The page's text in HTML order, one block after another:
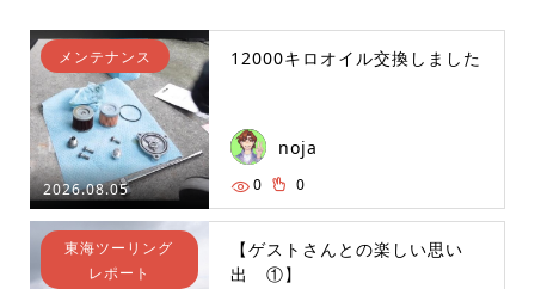
2026.08.05
メンテナンス 12000キロオイル交換しました
noja
0 0
東海ツーリング
レポート
【ゲストさんとの楽しい思い
出 ①】